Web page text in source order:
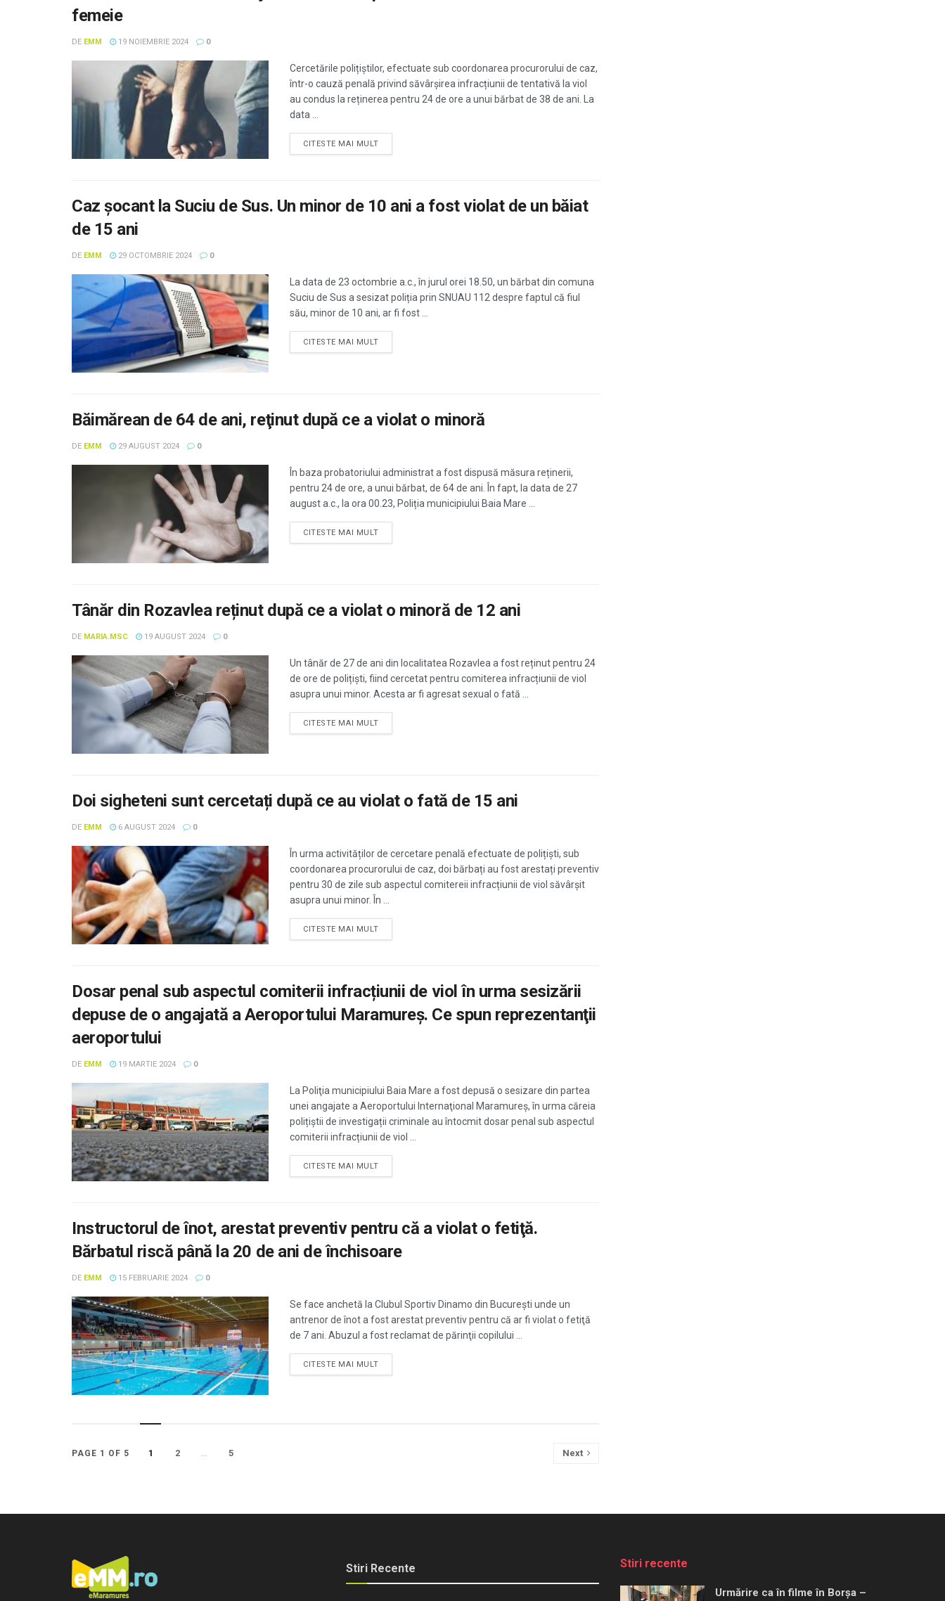
femeie
DE EMM 19 NOIEMBRIE 2024 0
Cercetările polițiștilor, efectuate sub coordonarea procurorului de caz,
într-o cauză penală privind săvârșirea infracțiunii de tentativă la viol
au condus la reținerea pentru 24 de ore a unui bărbat de 38 de ani. La
data ...
CITESTE MAI MULT
Caz șocant la Suciu de Sus. Un minor de 10 ani a fost violat de un băiat
de 15 ani
DE EMM 29 OCTOMBRIE 2024 0
La data de 23 octombrie a.c., în jurul orei 18.50, un bărbat din comuna
Suciu de Sus a sesizat poliția prin SNUAU 112 despre faptul că fiul
său, minor de 10 ani, ar fi fost ...
CITESTE MAI MULT
Băimărean de 64 de ani, reţinut după ce a violat o minoră
DE EMM 29 AUGUST 2024 0
În baza probatoriului administrat a fost dispusă măsura reținerii,
pentru 24 de ore, a unui bărbat, de 64 de ani. În fapt, la data de 27
august a.c., la ora 00.23, Poliția municipiului Baia Mare ...
CITESTE MAI MULT
Tânăr din Rozavlea reținut după ce a violat o minoră de 12 ani
DE MARIA.MSC 19 AUGUST 2024 0
Un tânăr de 27 de ani din localitatea Rozavlea a fost reținut pentru 24
de ore de polițiști, fiind cercetat pentru comiterea infracțiunii de viol
asupra unui minor. Acesta ar fi agresat sexual o fată ...
CITESTE MAI MULT
Doi sigheteni sunt cercetați după ce au violat o fată de 15 ani
DE EMM 6 AUGUST 2024 0
În urma activităților de cercetare penală efectuate de polițiști, sub
coordonarea procurorului de caz, doi bărbați au fost arestați preventiv
pentru 30 de zile sub aspectul comitereii infracțiunii de viol săvârșit
asupra unui minor. În ...
CITESTE MAI MULT
Dosar penal sub aspectul comiterii infracțiunii de viol în urma sesizării
depuse de o angajată a Aeroportului Maramureş. Ce spun reprezentanţii
aeroportului
DE EMM 19 MARTIE 2024 0
La Poliţia municipiului Baia Mare a fost depusă o sesizare din partea
unei angajate a Aeroportului Internaţional Maramureş, în urma căreia
polițiștii de investigații criminale au întocmit dosar penal sub aspectul
comiterii infracțiunii de viol ...
CITESTE MAI MULT
Instructorul de înot, arestat preventiv pentru că a violat o fetiţă.
Bărbatul riscă până la 20 de ani de închisoare
DE EMM 15 FEBRUARIE 2024 0
Se face anchetă la Clubul Sportiv Dinamo din București unde un
antrenor de înot a fost arestat preventiv pentru că ar fi violat o fetiţă
de 7 ani. Abuzul a fost reclamat de părinţii copilului ...
CITESTE MAI MULT
PAGE 1 OF 5 1 2 … 5 Next
Stiri Recente Stiri recente
Urmărire ca în filme în Borșa –